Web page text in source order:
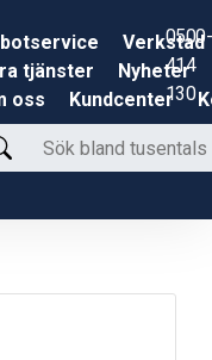
Verkstad
tjänster
Nyheter
oss
Kundcenter
0500-
414
130